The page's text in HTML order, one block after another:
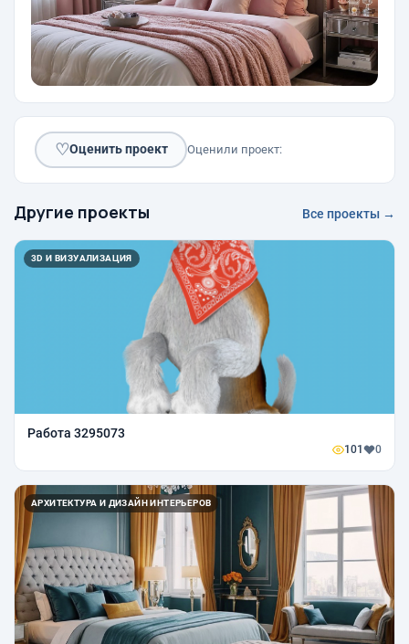
♡Оценить проект Оценили проект:
Другие проекты Все проекты →
3D И ВИЗУАЛИЗАЦИЯ
Работа 3295073
101 0
АРХИТЕКТУРА И ДИЗАЙН ИНТЕРЬЕРОВ